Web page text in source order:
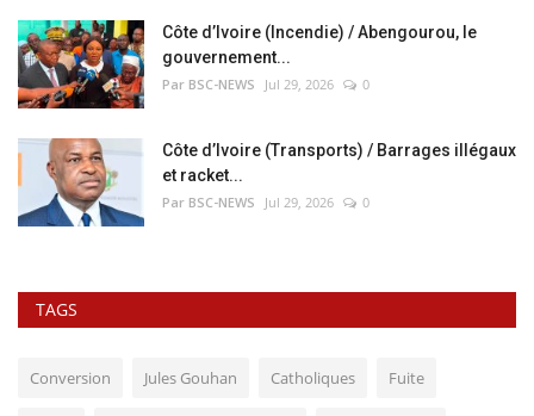
Côte d’Ivoire (Incendie) / Abengourou, le
gouvernement...
Par BSC-NEWS Jul 29, 2026 0
Côte d’Ivoire (Transports) / Barrages illégaux
et racket...
Par BSC-NEWS Jul 29, 2026 0
TAGS
Conversion Jules Gouhan Catholiques Fuite